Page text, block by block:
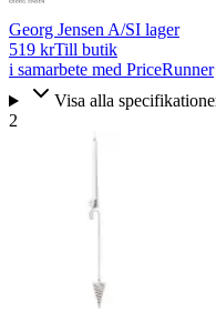
Georg Jensen A/SI lager
519 krTill butik
i samarbete med PriceRunner
Visa alla
2